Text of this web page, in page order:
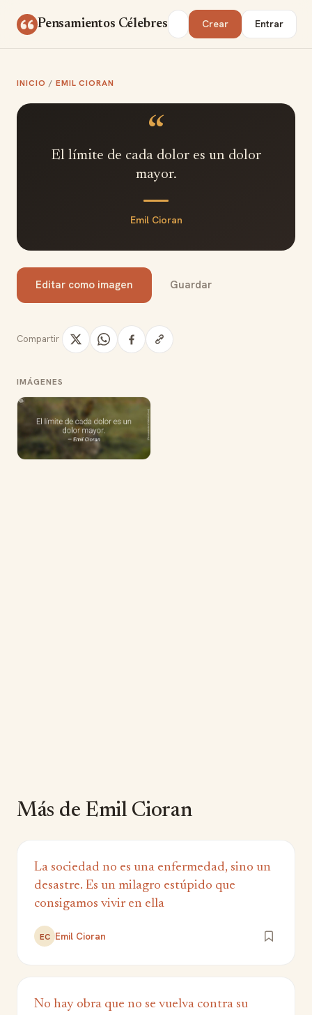
Pensamientos Célebres Buscar Crear Entrar
INICIO / EMIL CIORAN
“
El límite de cada dolor es un dolor
mayor.
Emil Cioran
Editar como imagen Guardar
Compartir
IMÁGENES
Más de Emil Cioran
La sociedad no es una enfermedad, sino un
desastre. Es un milagro estúpido que
consigamos vivir en ella
EC Emil Cioran
No hay obra que no se vuelva contra su